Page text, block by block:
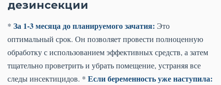
дезинсекции
* За 1-3 месяца до планируемого зачатия: Это
оптимальный срок. Он позволяет провести полноценную
обработку с использованием эффективных средств, а затем
тщательно проветрить и убрать помещение, устраняя все
следы инсектицидов. * Если беременность уже наступила: